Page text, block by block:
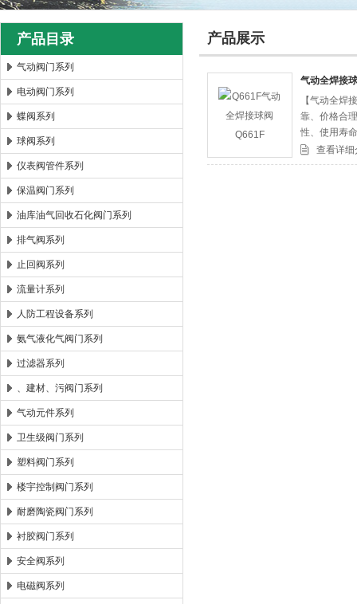
郑州森玛自控阀门有限公司
产品目录
气动阀门系列
电动阀门系列
蝶阀系列
球阀系列
仪表阀管件系列
保温阀门系列
油库油气回收石化阀门系列
排气阀系列
止回阀系列
流量计系列
人防工程设备系列
氨气液化气阀门系列
过滤器系列
、建材、污阀门系列
气动元件系列
卫生级阀门系列
塑料阀门系列
楼宇控制阀门系列
耐磨陶瓷阀门系列
衬胶阀门系列
安全阀系列
电磁阀系列
产品展示
气动全焊接
【气动全焊
靠、价格合
性、使用寿
验，全国大
查看详细